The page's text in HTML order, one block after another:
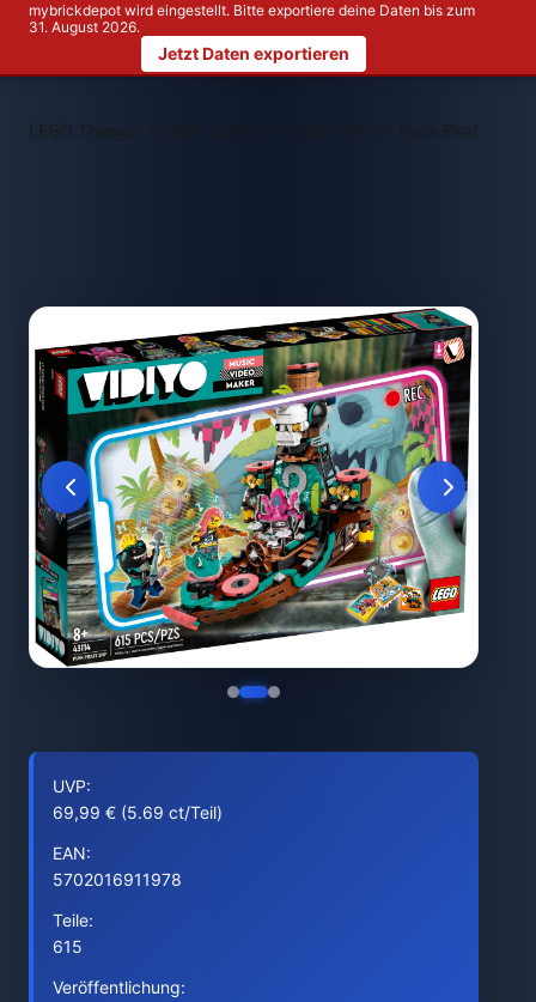
mybrickdepot wird eingestellt. Bitte exportiere deine Daten bis zum
31. August 2026.
Jetzt Daten exportieren
LEGO Themen > LEGO 43114 Punk Pirate Ship
UVP:
69,99 € (5.69 ct/Teil)
EAN:
5702016911978
Teile:
615
Veröffentlichung: